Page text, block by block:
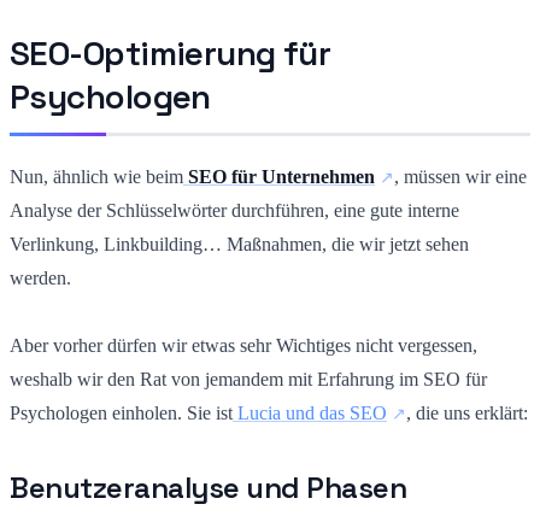
SEO-Optimierung für
Psychologen
Nun, ähnlich wie beim SEO für Unternehmen
, müssen wir eine
Analyse der Schlüsselwörter durchführen, eine gute interne
Verlinkung, Linkbuilding… Maßnahmen, die wir jetzt sehen
werden.
Aber vorher dürfen wir etwas sehr Wichtiges nicht vergessen,
weshalb wir den Rat von jemandem mit Erfahrung im SEO für
Psychologen einholen. Sie ist Lucia und das SEO , die uns erklärt:
Benutzeranalyse und Phasen